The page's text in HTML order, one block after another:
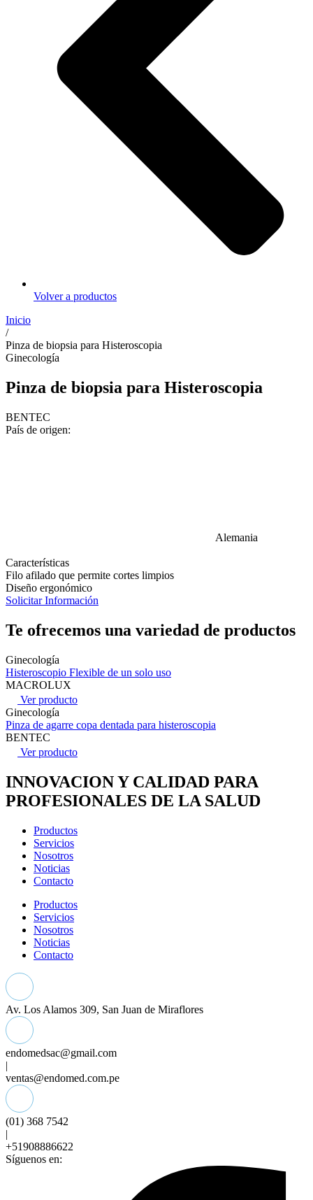
Volver a productos
Inicio
/
Pinza de biopsia para Histeroscopia
Ginecología
Pinza de biopsia para Histeroscopia
BENTEC
País de origen:
Alemania
Características
Filo afilado que permite cortes limpios
Diseño ergonómico
Solicitar Información
Te ofrecemos una variedad de productos
Ginecología
Histeroscopio Flexible de un solo uso
MACROLUX
Ver producto
Ginecología
Pinza de agarre copa dentada para histeroscopia
BENTEC
Ver producto
INNOVACION Y CALIDAD PARA
PROFESIONALES DE LA SALUD
Productos
Servicios
Nosotros
Noticias
Contacto
Productos
Servicios
Nosotros
Noticias
Contacto
Av. Los Alamos 309, San Juan de Miraflores
endomedsac@gmail.com
|
ventas@endomed.com.pe
(01) 368 7542
|
+51908886622
Síguenos en: